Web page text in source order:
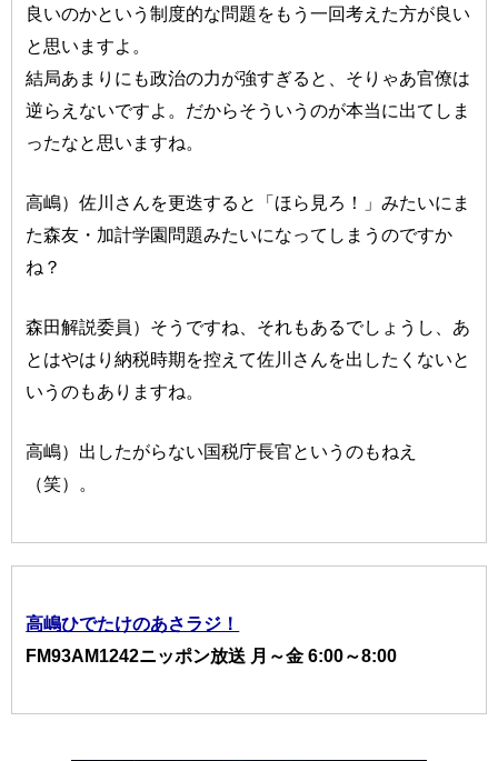
良いのかという制度的な問題をもう一回考えた方が良い
と思いますよ。
結局あまりにも政治の力が強すぎると、そりゃあ官僚は
逆らえないですよ。だからそういうのが本当に出てしま
ったなと思いますね。
高嶋）佐川さんを更迭すると「ほら見ろ！」みたいにま
た森友・加計学園問題みたいになってしまうのですか
ね？
森田解説委員）そうですね、それもあるでしょうし、あ
とはやはり納税時期を控えて佐川さんを出したくないと
いうのもありますね。
高嶋）出したがらない国税庁長官というのもねえ
（笑）。
高嶋ひでたけのあさラジ！
FM93AM1242ニッポン放送 月～金 6:00～8:00